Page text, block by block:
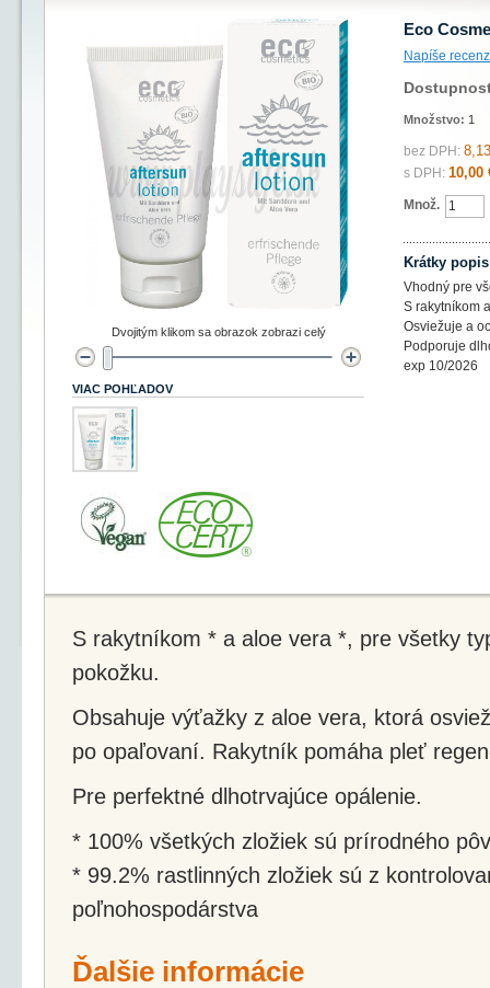
Eco
Napíše
Množstvo: 1
bez DPH:
s DPH: 10,00
Množ.
Krátky popis
Vhodný pre
S rakytníkom
Osviežuje a
Podporuje
exp 10/2026
Dvojitým klikom sa obrazok zobrazi celý
VIAC POHĽADOV
S rakytníkom * a aloe vera *, pre všetky
pokožku.
Obsahuje výťažky z aloe vera, ktorá
po opaľovaní. Rakytník pomáha pleť
Pre perfektné dlhotrvajúce opálenie.
* 100% všetkých zložiek sú prírodného
* 99.2% rastlinných zložiek sú z
poľnohospodárstva
Ďalšie informácie